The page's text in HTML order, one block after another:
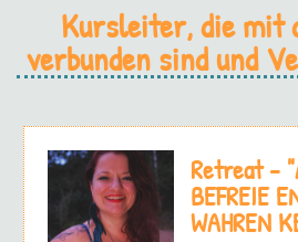
Kursleiter, die mit
verbunden sind und
Retreat -
BEFREIE
WAHREN